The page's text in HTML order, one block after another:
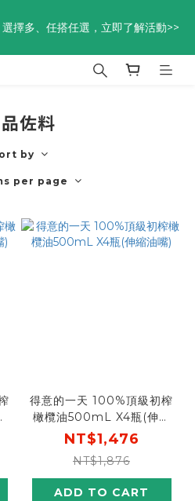
折
擇多、任搭任選，立即了解活動>>
優惠碼<go88> $5,000享88
佐料
by
per page
得意的一天 100%頂級初榨
橄欖油500mL X4瓶(伸縮
油嘴)
NT$1,476
NT$1,876
ADD TO CART